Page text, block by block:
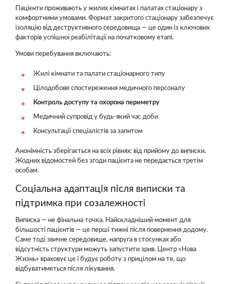
Пацієнти проживають у жилих кімнатах і палатах стаціонару з
комфортними умовами. Формат закритого стаціонару забезпечує
ізоляцію від деструктивного середовища — це один із ключових
факторів успішної реабілітації на початковому етапі.
Умови перебування включають:
Жилі кімнати та палати стаціонарного типу
Цілодобове спостереження медичного персоналу
Контроль доступу та охорона периметру
Медичний супровід у будь-який час доби
Консультації спеціалістів за запитом
Анонімність зберігається на всіх рівнях: від прийому до виписки.
Жодних відомостей без згоди пацієнта не передається третім
особам.
Соціальна адаптація після виписки та
підтримка при созалежності
Виписка — не фінальна точка. Найскладніший момент для
більшості пацієнтів — це перші тижні після повернення додому.
Саме тоді звичне середовище, напруга в стосунках або
відсутність структури можуть запустити зрив. Центр «Нова
Жизнь» враховує це і будує роботу з прицілом на те, що
відбуватиметься після лікування.